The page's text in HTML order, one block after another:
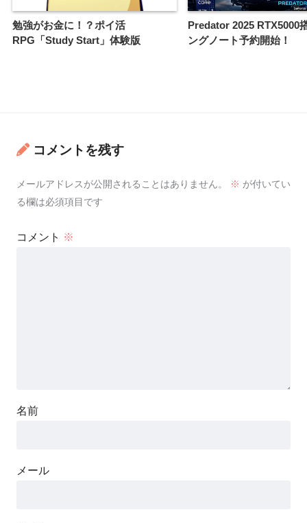
勉強がお金に！？ポイ活
RPG「Study Start」体験版
Predator 2025 RTX5000
ングノート予約開始！
コメントを残す
メールアドレスが公開されることはありません。 ※ が付いてい
る欄は必須項目です
コメント ※
名前
メール